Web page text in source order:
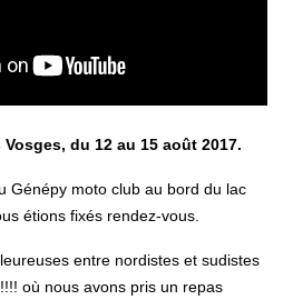
du 12 au 15 août 2017.
Génépy moto club au bord du lac
étions fixés rendez-vous.
entre nordistes et sudistes
où nous avons pris un repas